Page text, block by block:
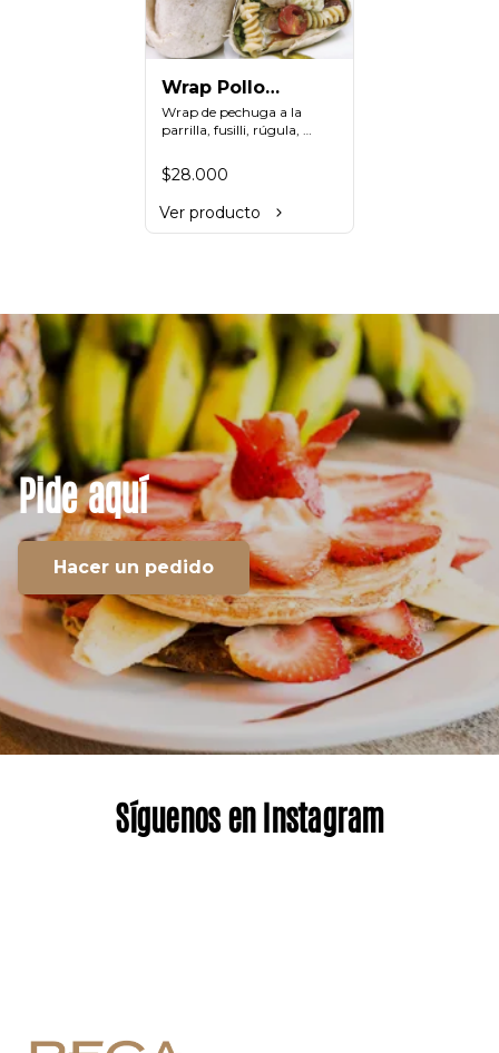
Wrap Pollo
Cortés
Wrap de pechuga a la
parrilla, fusilli, rúgula,
de leche de búfala,
vinagreta de pesto.
$28.000
Ver producto
Pideaquí
Hacer un pedido
Síguenos en Instagram